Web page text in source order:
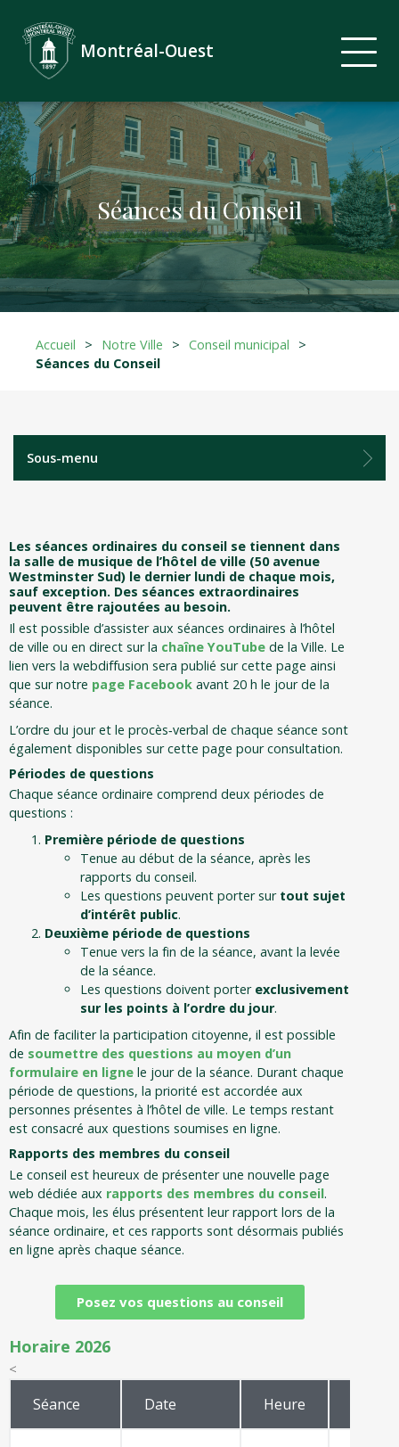
Séances du Conseil
Montréal-Ouest
Accueil > Notre Ville > Conseil municipal
>
Séances du Conseil
Sous-menu
Les séances ordinaires du conseil se tiennent dans
la salle de musique de l’hôtel de ville (50 avenue
Westminster Sud) le dernier lundi de chaque mois,
sauf exception. Des séances extraordinaires
peuvent être rajoutées au besoin.
Il est possible d’assister aux séances ordinaires à l’hôtel
de ville ou en direct sur la chaîne YouTube de la Ville. Le
lien vers la webdiffusion sera publié sur cette page ainsi
que sur notre page Facebook avant 20 h le jour de la
séance.
L’ordre du jour et le procès‑verbal de chaque séance sont
également disponibles sur cette page pour consultation.
Périodes de questions
Chaque séance ordinaire comprend deux périodes de
questions :
Première période de questions
Tenue au début de la séance, après les
rapports du conseil.
Les questions peuvent porter sur tout sujet
d’intérêt public.
Deuxième période de questions
Tenue vers la fin de la séance, avant la levée
de la séance.
Les questions doivent porter exclusivement
sur les points à l’ordre du jour.
Afin de faciliter la participation citoyenne, il est possible
de soumettre des questions au moyen d’un
formulaire en ligne le jour de la séance. Durant chaque
période de questions, la priorité est accordée aux
personnes présentes à l’hôtel de ville. Le temps restant
est consacré aux questions soumises en ligne.
Rapports des membres du conseil
Le conseil est heureux de présenter une nouvelle page
web dédiée aux rapports des membres du conseil.
Chaque mois, les élus présentent leur rapport lors de la
séance ordinaire, et ces rapports sont désormais publiés
en ligne après chaque séance.
Posez vos questions au conseil
Horaire 2026
<
Séance Date Heure